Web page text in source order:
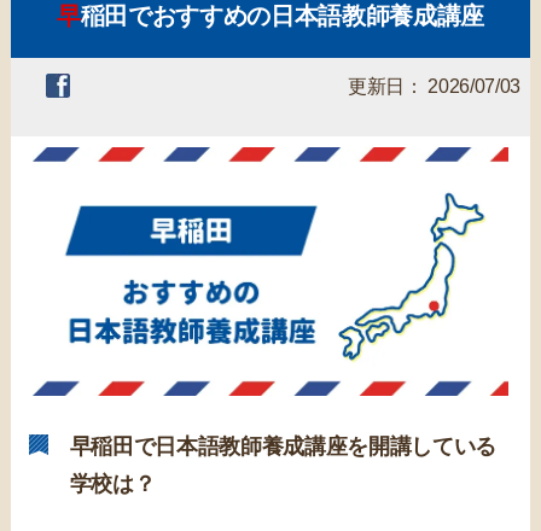
早稲田でおすすめの日本語教師養成講座
更新日： 2026/07/03
早稲田で日本語教師養成講座を開講している
学校は？